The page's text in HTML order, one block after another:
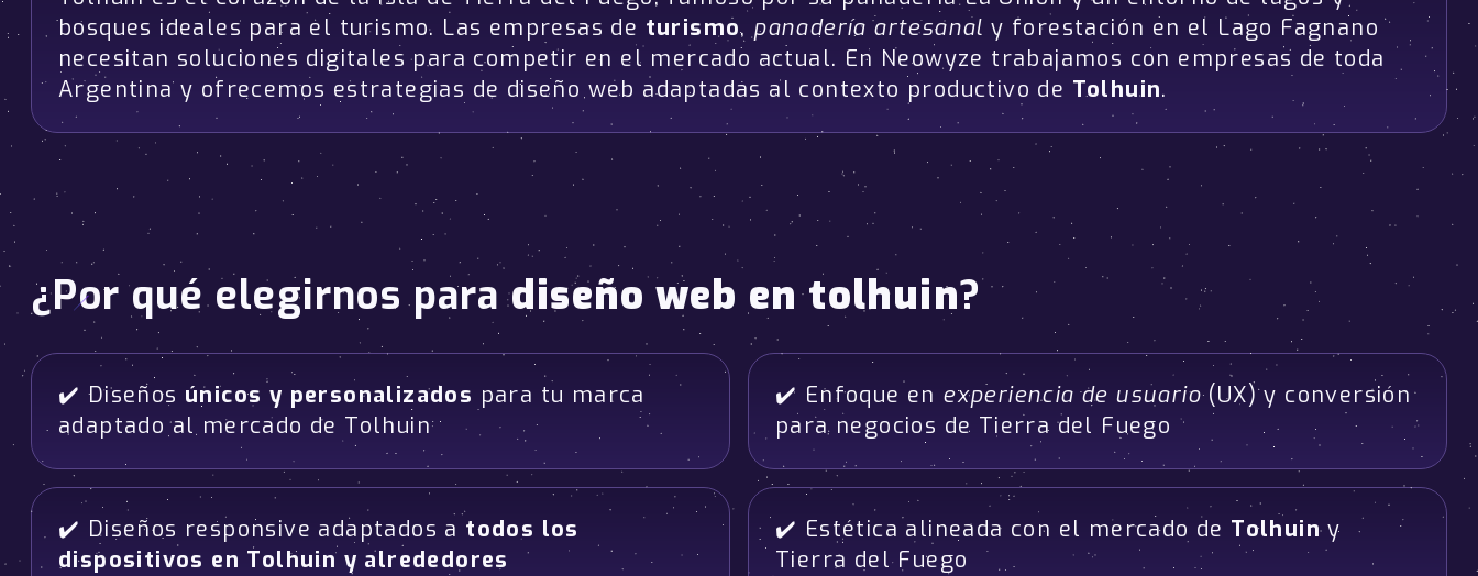
bosques ideales para el turismo. Las empresas de turismo, panadería artesanal y forestación en el Lago Fagnano
necesitan soluciones digitales para competir en el mercado actual. En Neowyze trabajamos con empresas de toda
Argentina y ofrecemos estrategias de diseño web adaptadas al contexto productivo de Tolhuin.
¿Por qué elegirnos paradiseño web en tolhuin?
✔️ Diseños únicos y personalizados para tu marca
adaptado al mercado de Tolhuin
✔️ Enfoque en experiencia de usuario(UX) y conversión
para negocios de Tierra del Fuego
✔️ Diseños responsive adaptados a todos los
dispositivos en Tolhuin y alrededores
✔️ Estética alineada con el mercado de Tolhuiny
Tierra del Fuego